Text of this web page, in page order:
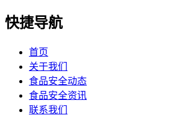
快捷导航
首页
关于我们
食品安全动态
食品安全资讯
联系我们